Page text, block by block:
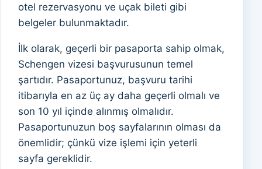
otel rezervasyonu ve uçak bileti gibi
belgeler bulunmaktadır.
İlk olarak, geçerli bir pasaporta sahip olmak,
Schengen vizesi başvurusunun temel
şartıdır. Pasaportunuz, başvuru tarihi
itibarıyla en az üç ay daha geçerli olmalı ve
son 10 yıl içinde alınmış olmalıdır.
Pasaportunuzun boş sayfalarının olması da
önemlidir; çünkü vize işlemi için yeterli
sayfa gereklidir.